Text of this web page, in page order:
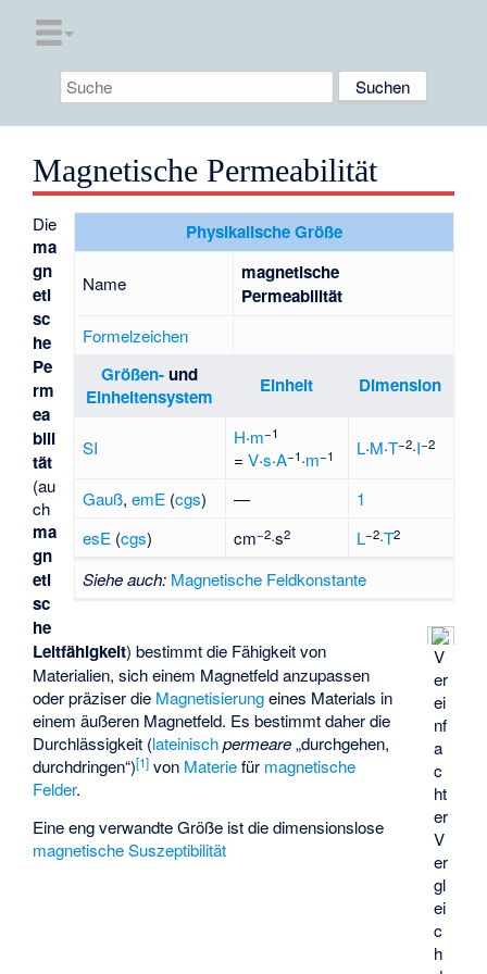
Magnetische Permeabilität
Physikalische Größe
Name
magnetische
Permeabilität
Formelzeichen
Größen-und
Einheitensystem
Einheit Dimension
SI H·m−1
=V·s·A−1·m−1 L·M·T−2·I−2
Gauß,emE (cgs) —
1
esE (cgs) cm−2·s2 L−2·T2
Siehe auch: Magnetische Feldkonstante
V
er
ei
nf
a
c
ht
er
V
er
gl
ei
c
h
Die
ma
gn
eti
sc
he
Pe
rm
ea
bili
tät
(au
ch
ma
gn
eti
sc
he
Leitfähigkeit) bestimmt die Fähigkeit von
Materialien, sich einem Magnetfeld anzupassen
oder präziser die Magnetisierungeines Materials in
einem äußeren Magnetfeld. Es bestimmt daher die
Durchlässigkeit (lateinisch permeare„durchgehen,
durchdringen“)[1] von Materiefür magnetische
Felder.
Eine eng verwandte Größe ist die dimensionslose
magnetische Suszeptibilität